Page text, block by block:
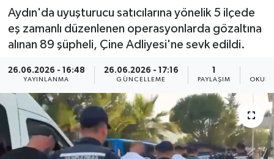
Aydın'da uyuşturucu satıcılarına yönelik 5 ilçede
eş zamanlı düzenlenen operasyonlarda gözaltına
alınan 89 şüpheli, Çine Adliyesi'ne sevk edildi.
26.06.2026 - 16:48
YAYINLANMA
26.06.2026 - 17:16
GÜNCELLEME PAYLAŞIM
Yaşam
Kültür Sanat
Spor
Süper Lig Puan Durumu ve Fikstür
Son Dakika Haberleri
Haber Arşivi